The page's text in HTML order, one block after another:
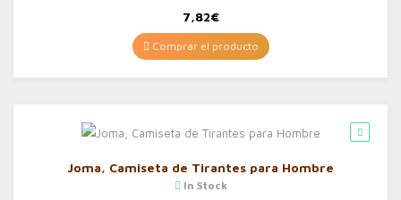
7,82€
Comprar el producto
Joma, Camiseta de Tirantes para Hombre
In Stock